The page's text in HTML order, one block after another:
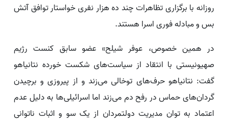
روزانه با برگزاری تظاهرات چند ده هزار نفری خواستار توافق آتش
بس و مبادله فوری اسرا هستند.
در همین خصوص، عوفر شیلح» عضو سابق کنست رژیم
صهیونیستی با انتقاد از سیاست‌های شکست خورده نتانیاهو
گفت: نتانیاهو حرف‌های توخالی می‌زند و از پیروزی و برچیدن
گردان‌های حماس در رفح دم می‌زند اما اسرائیلی‌ها به دلیل عدم
اعتماد به توان مدیریت دولتمردان از یک سو و اثبات ناتوانی